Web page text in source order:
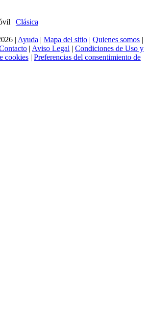
| Clásica
| Ayuda | Mapa del sitio | Quienes somos |
| Aviso Legal | Condiciones de Uso y
cookies | Preferencias del consentimiento de